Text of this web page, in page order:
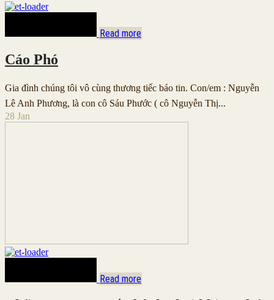
Read more
Cáo Phó
Gia đình chúng tôi vô cùng thương tiếc báo tin. Con/em : Nguyễn
Lê Anh Phương, là con cô Sáu Phước ( cô Nguyễn Thị...
28 Jan
Read more